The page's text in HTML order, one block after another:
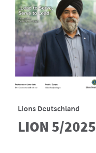
Lions Deutschland
LION 5/2025